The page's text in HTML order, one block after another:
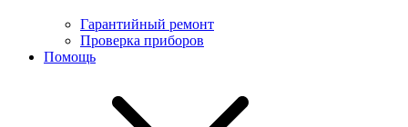
Гарантийный ремонт
Проверка приборов
Помощь